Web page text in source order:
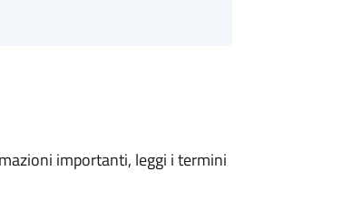
importanti, leggi i termini